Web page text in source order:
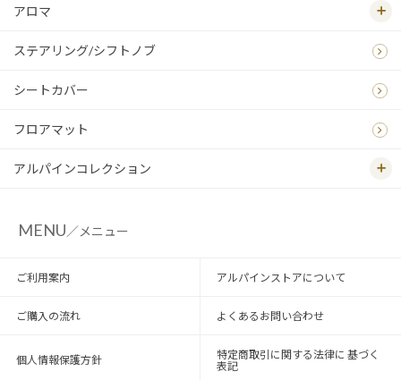
アロマ
ステアリング/シフトノブ
シートカバー
フロアマット
アルパインコレクション
MENU／メニュー
ご利用案内 アルパインストアについて
ご購入の流れ よくあるお問い合わせ
個人情報保護方針
特定商取引に関する法律に 基づく
表記